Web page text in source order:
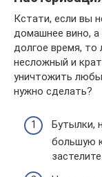
Кстати, если вы
домашнее вино, а
долгое время, то
несложный и
уничтожить
нужно сделать?
Бутылки,
большую